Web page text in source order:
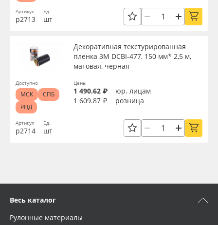
Поставщикам
8 800 550 7888
Москва
Инженерные пластики
Упаковочные материалы
Оборудование и инструмент
Новинки ассортимента
ПЭТ бэклит
Сбросить фильтр
Артикул
р2713
Ед.
шт
Артикул
р2714
Декоративная текстурированная
пленка 3M DCBI-477, 150 мм* 2,5 м,
матовая, черная
Ед.
шт
Цены
1 490.62 ₽
юр. лицам
1 609.87 ₽
розница
Доступно
МСК
СПБ
РНД
Весь каталог
Рулонные материалы